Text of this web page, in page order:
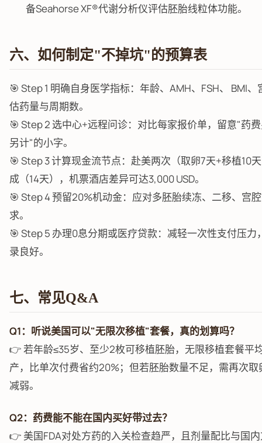
备Seahorse XF®代谢分析仪评估胚胎线粒体功能。
六、如何制定"不掉坑"的预算表
🎯 Step 1 明确自身医学指标：年龄、AMH、FSH、 BMI
估药量与周期数。
🎯 Step 2 选中心+远程问诊：对比每家报价单，留意"药
另计"的小字。
🎯 Step 3 计算现金流节点：赴美两次（取卵7天+移植10
成（14天），机票酒店差异可达3,000 USD。
🎯 Step 4 预留20%机动金：应对多胚胎续冻、二移、宫
求。
🎯 Step 5 办理0息分期或医疗贷款：减轻一次性支付压力
录良好。
七、常见Q&A
Q1：听说美国可以"无限次移植"套餐，真的划算吗？
👉 若年龄≤35岁、至少2枚可移植胚胎，无限移植套餐平
产，比单次付费省约20%；但若胚胎数量不足，需再次取
减弱。
Q2：药费能不能在国内买好带过去？
👉 美国FDA对处方药的入关检查趋严，且剂量配比与国